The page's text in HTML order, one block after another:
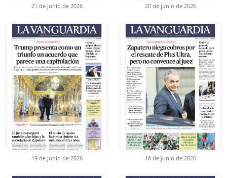
21 de junio de 2026 20 de junio de 2026
19 de junio de 2026 18 de junio de 2026